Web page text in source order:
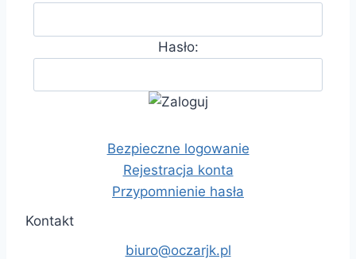
Hasło:
Bezpieczne logowanie
Rejestracja konta
Przypomnienie hasła
Kontakt
biuro@oczarjk.pl